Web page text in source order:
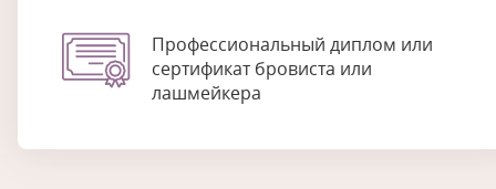
Профессиональный диплом или
сертификат бровиста или
лашмейкера